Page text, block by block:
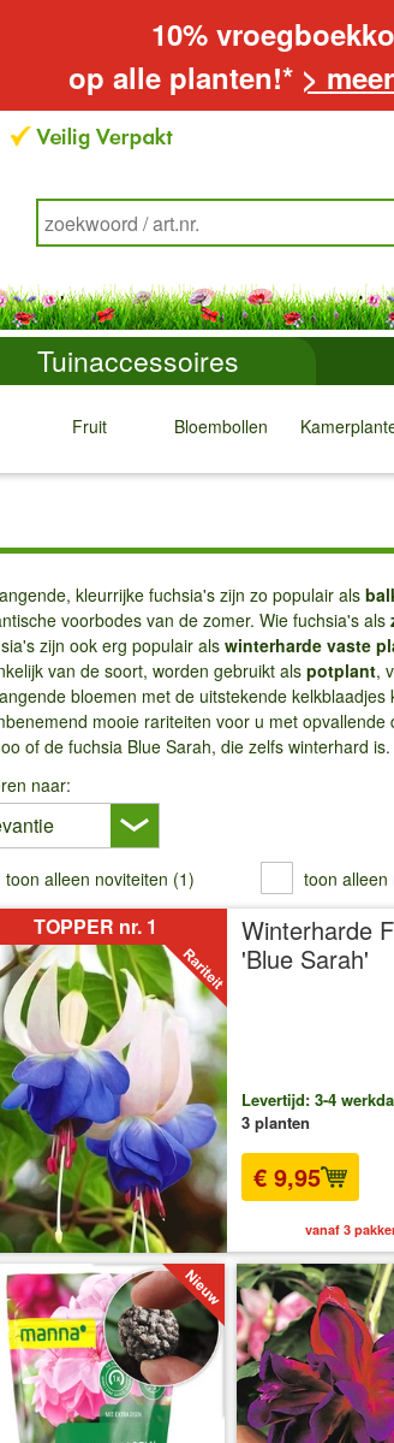
10%
op alle planten!* >
Tuinaccessoires
Fruit
↓
Bloembollen
↓ ↓
kleurrijke fuchsia's zijn zo populair als
voorbodes van de zomer. Wie fuchsia's als
zijn ook erg populair als winterharde vaste
van de soort, worden gebruikt als potplant,
bloemen met de uitstekende
mooie rariteiten voor u met
of de fuchsia Blue Sarah, die zelfs winterhard is.
naar:
toon alleen noviteiten (1) toon alleen
TOPPER nr. 1
Winterharde
'Blue Sarah'
Levertijd: 3-4
3 planten
€ 9,95
vanaf 3